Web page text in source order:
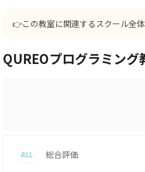
👉この教室に関連するスクール全
QUREOプログラミン
総合評価